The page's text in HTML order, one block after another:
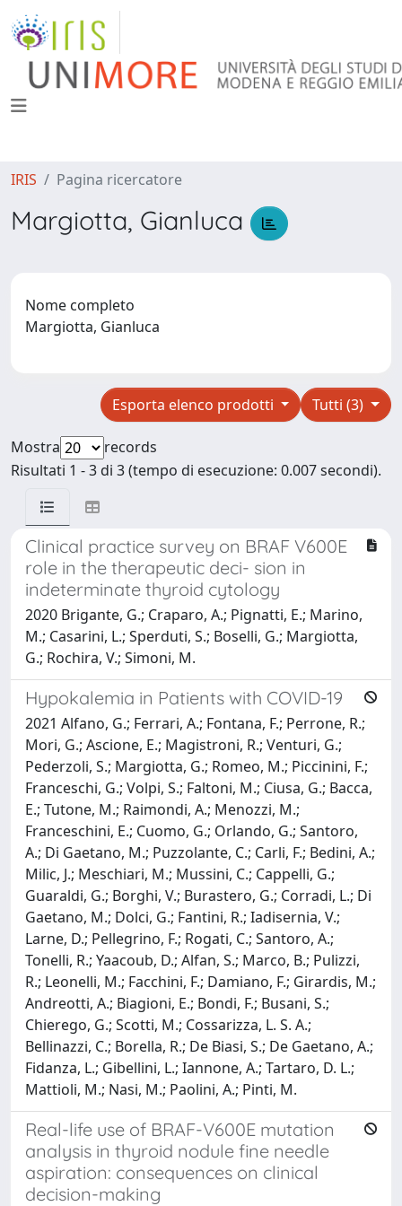
IRIS Pagina ricercatore
Margiotta, Gianluca
Nome completo
Margiotta, Gianluca
Tutti (3)
Esporta elenco prodotti
Mostra
records
Risultati 1 - 3 di 3 (tempo di esecuzione: 0.007 secondi).
Clinical practice survey on BRAF V600E
role in the therapeutic deci- sion in
indeterminate thyroid cytology
2020 Brigante, G.; Craparo, A.; Pignatti, E.; Marino,
M.; Casarini, L.; Sperduti, S.; Boselli, G.; Margiotta,
G.; Rochira, V.; Simoni, M.
Hypokalemia in Patients with COVID-19
2021 Alfano, G.; Ferrari, A.; Fontana, F.; Perrone, R.;
Mori, G.; Ascione, E.; Magistroni, R.; Venturi, G.;
Pederzoli, S.; Margiotta, G.; Romeo, M.; Piccinini, F.;
Franceschi, G.; Volpi, S.; Faltoni, M.; Ciusa, G.; Bacca,
E.; Tutone, M.; Raimondi, A.; Menozzi, M.;
Franceschini, E.; Cuomo, G.; Orlando, G.; Santoro,
A.; Di Gaetano, M.; Puzzolante, C.; Carli, F.; Bedini, A.;
Milic, J.; Meschiari, M.; Mussini, C.; Cappelli, G.;
Guaraldi, G.; Borghi, V.; Burastero, G.; Corradi, L.; Di
Gaetano, M.; Dolci, G.; Fantini, R.; Iadisernia, V.;
Larne, D.; Pellegrino, F.; Rogati, C.; Santoro, A.;
Tonelli, R.; Yaacoub, D.; Alfan, S.; Marco, B.; Pulizzi,
R.; Leonelli, M.; Facchini, F.; Damiano, F.; Girardis, M.;
Andreotti, A.; Biagioni, E.; Bondi, F.; Busani, S.;
Chierego, G.; Scotti, M.; Cossarizza, L. S. A.;
Bellinazzi, C.; Borella, R.; De Biasi, S.; De Gaetano, A.;
Fidanza, L.; Gibellini, L.; Iannone, A.; Tartaro, D. L.;
Mattioli, M.; Nasi, M.; Paolini, A.; Pinti, M.
Real-life use of BRAF-V600E mutation
analysis in thyroid nodule fine needle
aspiration: consequences on clinical
decision-making